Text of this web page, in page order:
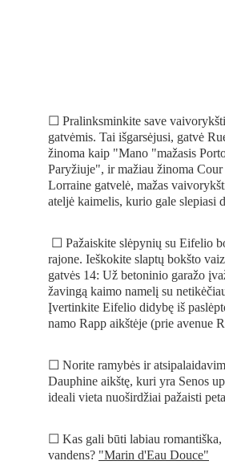
☐ Pralinksminkite save
gatvėmis. Tai išgarsėjusi, gatvė
žinoma kaip "Mano "mažasis
Paryžiuje", ir mažiau žinoma
Lorraine gatvelė, mažas
ateljė kaimelis, kurio gale slepiasi
rajone. Ieškokite slaptų bokšto
gatvės 14: Už betoninio garažo
žavingą kaimo namelį su
Įvertinkite Eifelio didybę iš
namo Rapp aikštėje (prie avenue
☐ Norite ramybės ir
Dauphine aikštę, kuri yra Senos
ideali vieta nuoširdžiai pažaisti
☐ Kas gali būti labiau romantiška,
vandens? "Marin d'Eau Douce"